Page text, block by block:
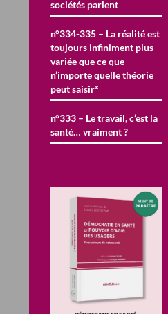
sociétés parlent
n°334-335 – La réalité est
toujours infiniment plus
variée que ce que
n’importe quelle théorie
peut saisir*
n°333 – Le travail, c’est la
santé… vraiment ?